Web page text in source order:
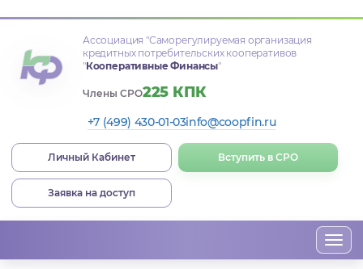
Ассоциация "Саморегулируемая организация
кредитных потребительских кооперативов
"Кооперативные Финансы"
Члены СРО225 КПК
+7 (499) 430-01-03info@coopfin.ru
Личный Кабинет Вступить в СРО
Заявка на доступ